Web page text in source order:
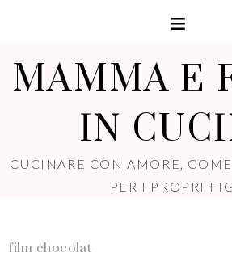
MAMMA E
IN
CUCINARE CON AMORE,
PER I PROPRI
film chocolat